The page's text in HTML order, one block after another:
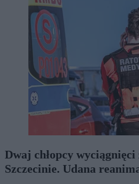
Dwaj chłopcy
Szczecinie. Udana